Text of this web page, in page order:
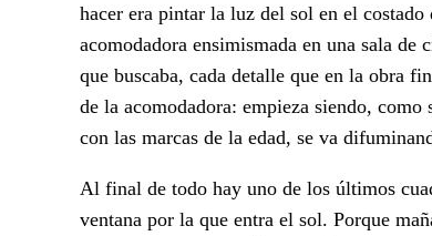
hacer era pintar la luz del sol en el costado
acomodadora ensimismada en una sala
que buscaba, cada detalle que en la obra
de la acomodadora: empieza siendo,
con las marcas de la edad, se va
Al final de todo hay uno de los últimos
ventana por la que entra el sol. Porque